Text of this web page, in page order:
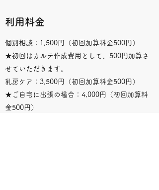
利用料金
個別相談：1,500円（初回加算料金500円）
★初回はカルテ作成費用として、500円加算さ
せていただきます。
乳房ケア：3,500円（初回加算料金500円）
★ご自宅に出張の場合：4,000円（初回加算料
金500円）